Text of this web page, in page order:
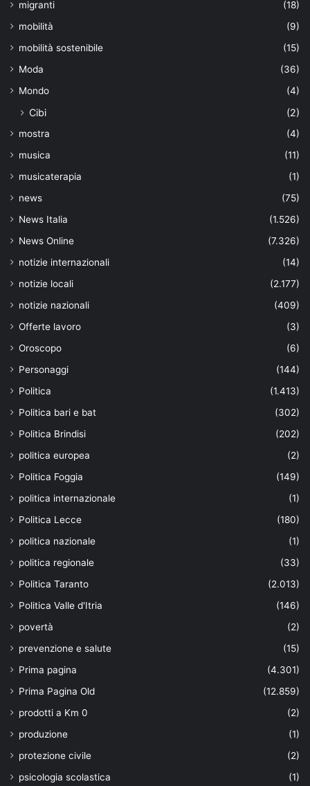
migranti
(18)
mobilità
(9)
mobilità sostenibile
(15)
Moda
(36)
Mondo
(4)
Cibi (2)
mostra
(4)
musica
(11)
musicaterapia
(1)
news
(75)
News Italia
(1.526)
News Online
(7.326)
notizie internazionali
(14)
notizie locali
(2.177)
notizie nazionali
(409)
Offerte lavoro
(3)
Oroscopo
(6)
Personaggi
(144)
Politica
(1.413)
Politica bari e bat
(302)
Politica Brindisi
(202)
politica europea
(2)
Politica Foggia
(149)
politica internazionale
(1)
Politica Lecce
(180)
politica nazionale
(1)
politica regionale
(33)
Politica Taranto
(2.013)
Politica Valle d'Itria
(146)
povertà
(2)
prevenzione e salute
(15)
Prima pagina
(4.301)
Prima Pagina Old
(12.859)
prodotti a Km 0
(2)
produzione
(1)
protezione civile
(2)
psicologia scolastica
(1)